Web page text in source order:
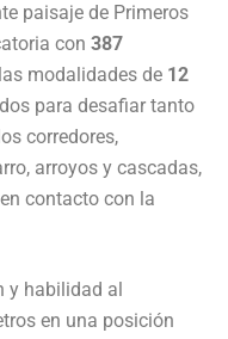
paisaje de Primeros
con 387
modalidades de 12
para desafiar tanto
corredores,
arroyos y cascadas,
contacto con la
y habilidad al
en una posición